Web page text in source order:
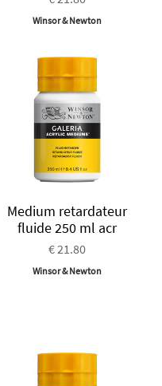
Winsor & Newton
Medium retardateur
fluide 250 ml acr
€ 21.80
Winsor & Newton